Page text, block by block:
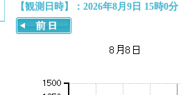
【観測日時】：2026年8月9日 15時0分